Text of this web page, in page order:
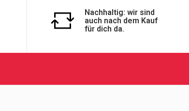
Nachhaltig: wir sind
auch nach dem Kauf
für dich da.